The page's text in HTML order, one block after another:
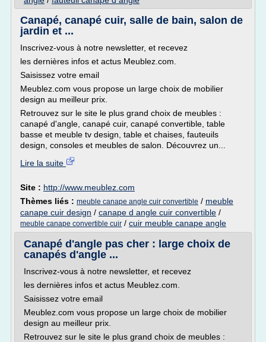
Canapé, canapé cuir, salle de bain, salon de
jardin et ...
Inscrivez-vous à notre newsletter, et recevez
les dernières infos et actus Meublez.com.
Saisissez votre email
Meublez.com vous propose un large choix de mobilier
design au meilleur prix.
Retrouvez sur le site le plus grand choix de meubles :
canapé d'angle, canapé cuir, canapé convertible, table
basse et meuble tv design, table et chaises, fauteuils
design, consoles et meubles de salon. Découvrez un...
Lire la suite
Site : http://www.meublez.com
Thèmes liés : meuble canape angle cuir convertible / meuble
canape cuir design / canape d angle cuir convertible /
meuble canape convertible cuir / cuir meuble canape angle
Canapé d'angle pas cher : large choix de
canapés d'angle ...
Inscrivez-vous à notre newsletter, et recevez
les dernières infos et actus Meublez.com.
Saisissez votre email
Meublez.com vous propose un large choix de mobilier
design au meilleur prix.
Retrouvez sur le site le plus grand choix de meubles :